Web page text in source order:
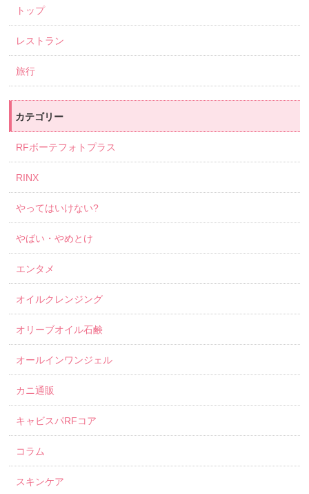
トップ
レストラン
旅行
カテゴリー
RFボーテフォトプラス
RINX
やってはいけない?
やばい・やめとけ
エンタメ
オイルクレンジング
オリーブオイル石鹸
オールインワンジェル
カニ通販
キャビスパRFコア
コラム
スキンケア